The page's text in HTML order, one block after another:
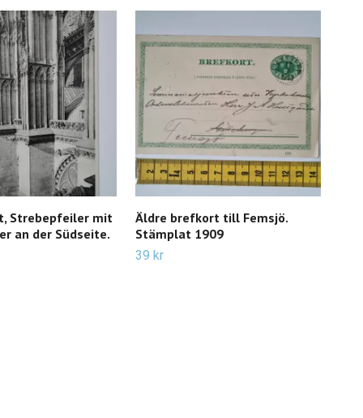
Strebepfeiler mit
an der Südseite.
Äldre brefkort till Femsjö.
Stämplat 1909
39 kr